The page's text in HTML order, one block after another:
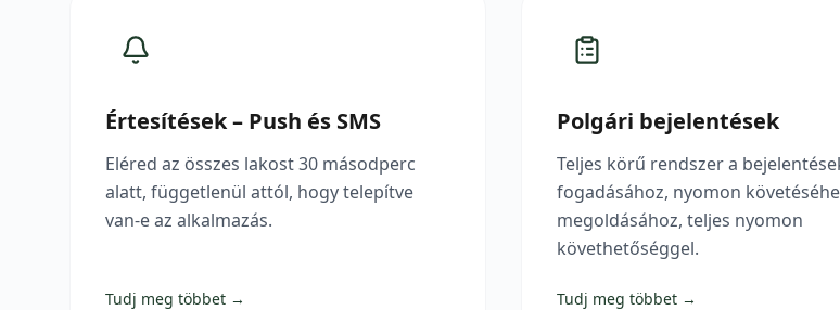
Értesítések – Push és SMS
Eléred az összes lakost 30 másodperc
alatt, függetlenül attól, hogy telepítve
van-e az alkalmazás.
Tudj meg többet →
Polgári bejelentések
Teljes körű rendszer a
fogadásához, nyomon
megoldásához, teljes nyomon
követhetőséggel.
Tudj meg többet →